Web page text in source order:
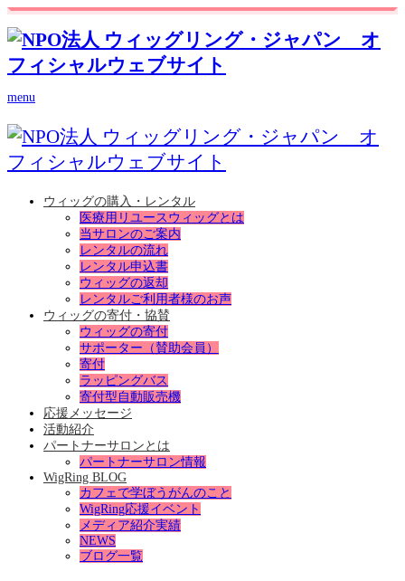
menu
ウィッグの購入・レンタル
医療用リユースウィッグとは
当サロンのご案内
レンタルの流れ
レンタル申込書
ウィッグの返却
レンタルご利用者様のお声
ウィッグの寄付・協賛
ウィッグの寄付
サポーター（賛助会員）
寄付
ラッピングバス
寄付型自動販売機
応援メッセージ
活動紹介
パートナーサロンとは
パートナーサロン情報
WigRing BLOG
カフェで学ぼうがんのこと
WigRing応援イベント
メディア紹介実績
NEWS
ブログ一覧